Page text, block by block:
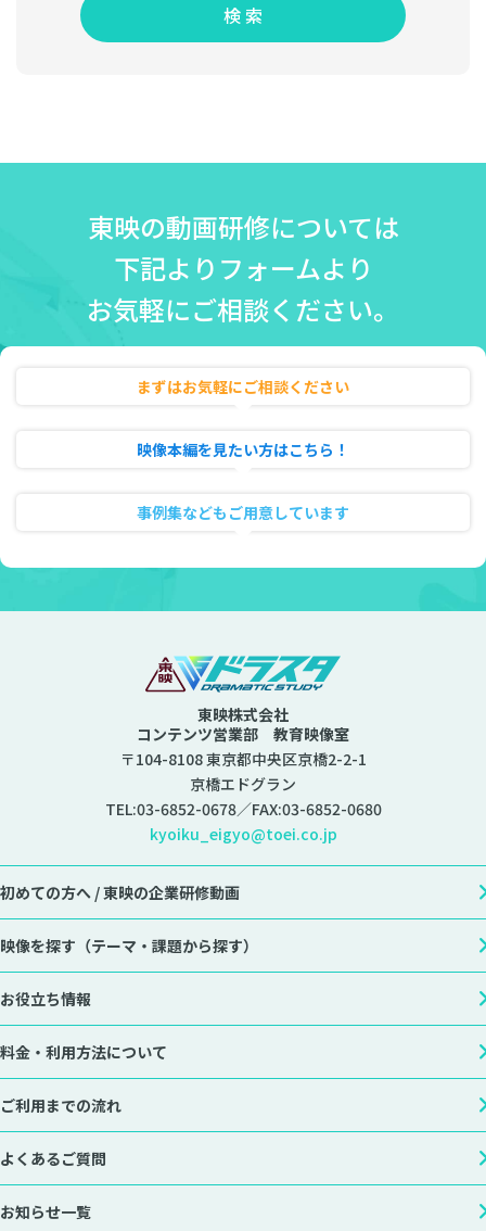
検 索
東映の動画研修については
下記よりフォームより
お気軽にご相談ください。
まずはお気軽にご相談ください
映像本編を見たい方はこちら！
事例集などもご用意しています
東映株式会社
コンテンツ営業部 教育映像室
〒104-8108 東京都中央区京橋2-2-1
京橋エドグラン
TEL:03-6852-0678／FAX:03-6852-0680
kyoiku_eigyo@toei.co.jp
初めての方へ /東映の企業研修動画
映像を探す （テーマ・課題から探す）
お役立ち情報
料金・利用方法について
ご利用までの流れ
よくあるご質問
お知らせ一覧